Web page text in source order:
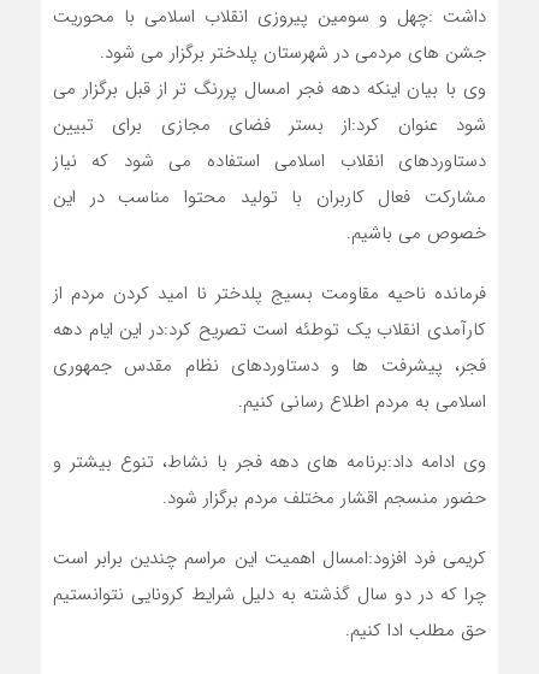
داشت :چهل و سومین پیروزی انقلاب اسلامی با محوریت
جشن های مردمی در شهرستان پلدختر برگزار می شود.
وی با بیان اینکه دهه فجر امسال پررنگ تر از قبل برگزار می
شود عنوان کرد:از بستر فضای مجازی برای تبیین
دستاوردهای انقلاب اسلامی استفاده می شود که نیاز
مشارکت فعال کاربران با تولید محتوا مناسب در این
خصوص می باشیم.
فرمانده ناحیه مقاومت بسیج پلدختر نا امید کردن مردم از
کارآمدی انقلاب یک توطئه است تصریح کرد:در این ایام دهه
فجر، پیشرفت ها و دستاوردهای نظام مقدس جمهوری
اسلامی به مردم اطلاع رسانی کنیم.
وی ادامه داد:برنامه های دهه فجر با نشاط، تنوع بیشتر و
حضور منسجم اقشار مختلف مردم برگزار شود.
کریمی فرد افزود:امسال اهمیت این مراسم چندین برابر است
چرا که در دو سال گذشته به دلیل شرایط کرونایی نتوانستیم
حق مطلب ادا کنیم.